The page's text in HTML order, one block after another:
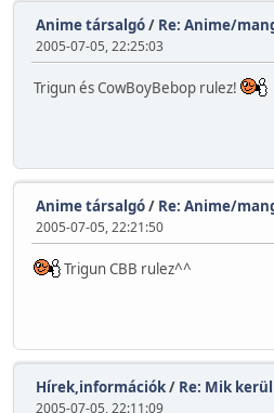
Anime társalgó/ Re: Anime/
2005-07-05, 22:25:03
Trigun és CowBoyBebop rulez!
Anime társalgó/ Re: Anime/
2005-07-05, 22:21:50
Trigun CBB rulez^^
Hírek,információk/ Re: Mik
2005-07-05, 22:11:09